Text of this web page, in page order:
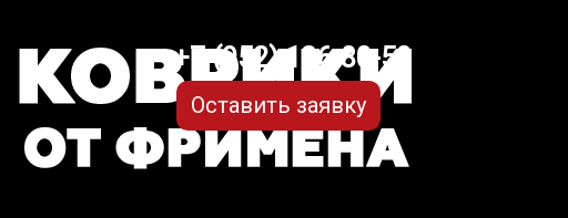
+7 (952) 126-80-50
Оставить заявку